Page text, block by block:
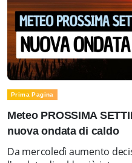
Prima Pagina
Meteo PROSSIMA
nuova ondata di caldo
Da mercoledì aumento